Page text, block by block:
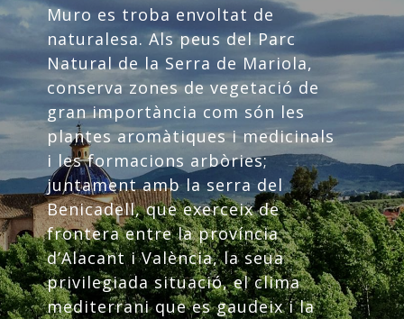
Muro es troba envoltat de
naturalesa. Als peus del Parc
Natural de la Serra de Mariola,
conserva zones de vegetació de
gran importància com són les
plantes aromàtiques i medicinals
i les formacions arbòries;
juntament amb la serra del
Benicadell, que exerceix de
frontera entre la província
d’Alacant i València, la seua
privilegiada situació, el clima
mediterrani que es gaudeix i la